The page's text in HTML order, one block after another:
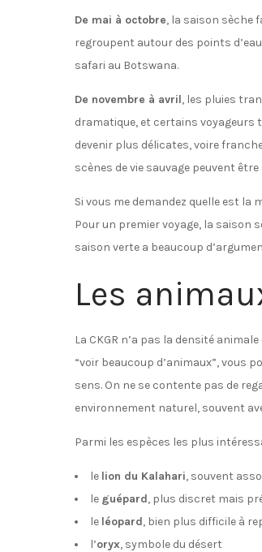
De mai à octobre, la saison sèche
regroupent autour des points
safari au Botswana.
De novembre à avril, les pluies
dramatique, et certains voyageurs
devenir plus délicates, voire
scènes de vie sauvage peuvent
Si vous me demandez quelle est la
Pour un premier voyage, la saison
saison verte a beaucoup
Les
La CKGR n’a pas la densité
“voir beaucoup d’animaux”, vous
sens. On ne se contente pas de
environnement naturel, souvent
Parmi les espèces les plus
le lion du Kalahari, souvent
le guépard, plus discret mais
le léopard, bien plus difficile à
l’oryx, symbole du désert